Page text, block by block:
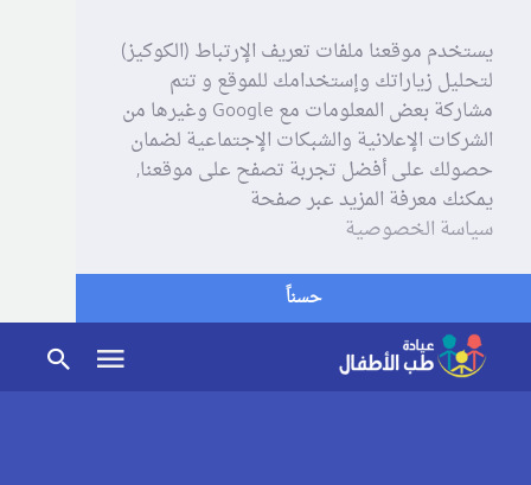
يستخدم موقعنا ملفات تعريف الإرتباط (الكوكيز)
لتحليل زياراتك وإستخدامك للموقع و تتم
مشاركة بعض المعلومات مع Google وغيرها من
الشركات الإعلانية والشبكات الإجتماعية لضمان
حصولك على أفضل تجربة تصفح على موقعنا,
يمكنك معرفة المزيد عبر صفحة
سياسة الخصوصية
حسناً